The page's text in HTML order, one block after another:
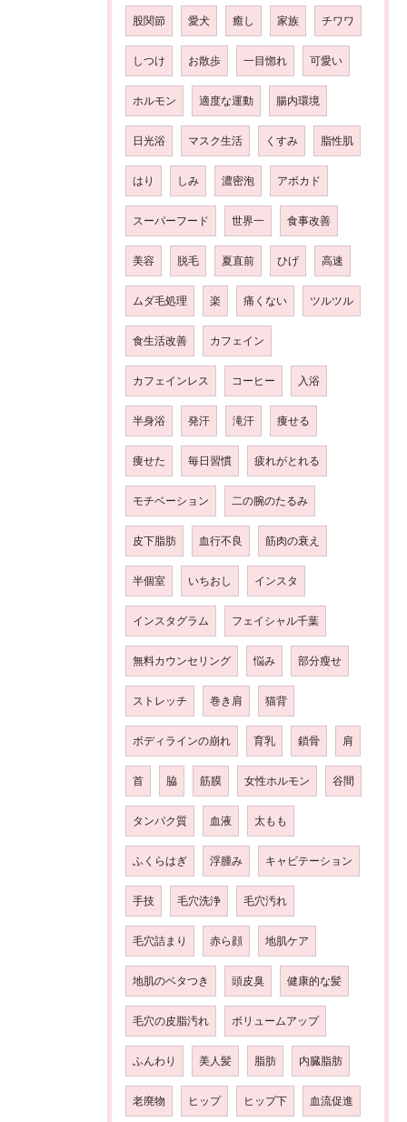
股関節 愛犬 癒し 家族 チワワ
しつけ お散歩 一目惚れ 可愛い
ホルモン 適度な運動 腸内環境
日光浴 マスク生活 くすみ 脂性肌
はり しみ 濃密泡 アボカド
スーパーフード 世界一 食事改善
美容 脱毛 夏直前 ひげ 高速
ムダ毛処理 楽 痛くない ツルツル
食生活改善 カフェイン
カフェインレス コーヒー 入浴
半身浴 発汗 滝汗 痩せる
痩せた 毎日習慣 疲れがとれる
モチベーション 二の腕のたるみ
皮下脂肪 血行不良 筋肉の衰え
半個室 いちおし インスタ
インスタグラム フェイシャル千葉
無料カウンセリング 悩み 部分瘦せ
ストレッチ 巻き肩 猫背
ボディラインの崩れ 育乳 鎖骨 肩
首 脇 筋膜 女性ホルモン 谷間
タンパク質 血液 太もも
ふくらはぎ 浮腫み キャビテーション
手技 毛穴洗浄 毛穴汚れ
毛穴詰まり 赤ら顔 地肌ケア
地肌のベタつき 頭皮臭 健康的な髪
毛穴の皮脂汚れ ボリュームアップ
ふんわり 美人髪 脂肪 内臓脂肪
老廃物 ヒップ ヒップ下 血流促進